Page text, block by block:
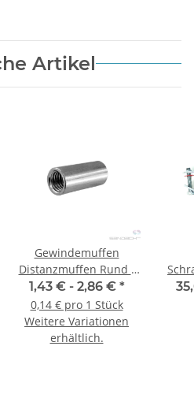
Artikel
Gewindemuffen
Distanzmuffen Rund -
10 Stück
1,43 € - 2,86 € *
0,14 € pro 1 Stück
Weitere Variationen
erhältlich.